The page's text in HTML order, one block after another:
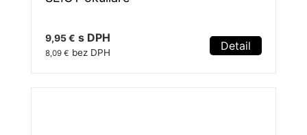
9,95 € s DPH
8,09 € bez DPH Detail